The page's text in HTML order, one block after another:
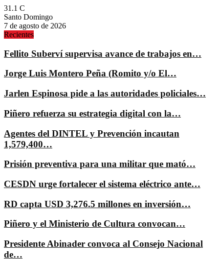
31.1 C
Santo Domingo
7 de agosto de 2026
Recientes
Fellito Suberví supervisa avance de trabajos en…
Jorge Luis Montero Peña (Romito y/o El…
Jarlen Espinosa pide a las autoridades policiales…
Piñero refuerza su estrategia digital con la…
Agentes del DINTEL y Prevención incautan
1,579,400…
Prisión preventiva para una militar que mató…
CESDN urge fortalecer el sistema eléctrico ante…
RD capta USD 3,276.5 millones en inversión…
Piñero y el Ministerio de Cultura convocan…
Presidente Abinader convoca al Consejo Nacional
de…